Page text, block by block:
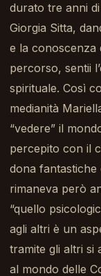
durato tre anni
Giorgia Sitta,
e la conoscenza
percorso, sentii
spirituale. Così
medianità
“vedere” il
percepito con il
dona fantastiche
rimaneva però
“quello
agli altri è un
tramite gli altri si
al mondo delle